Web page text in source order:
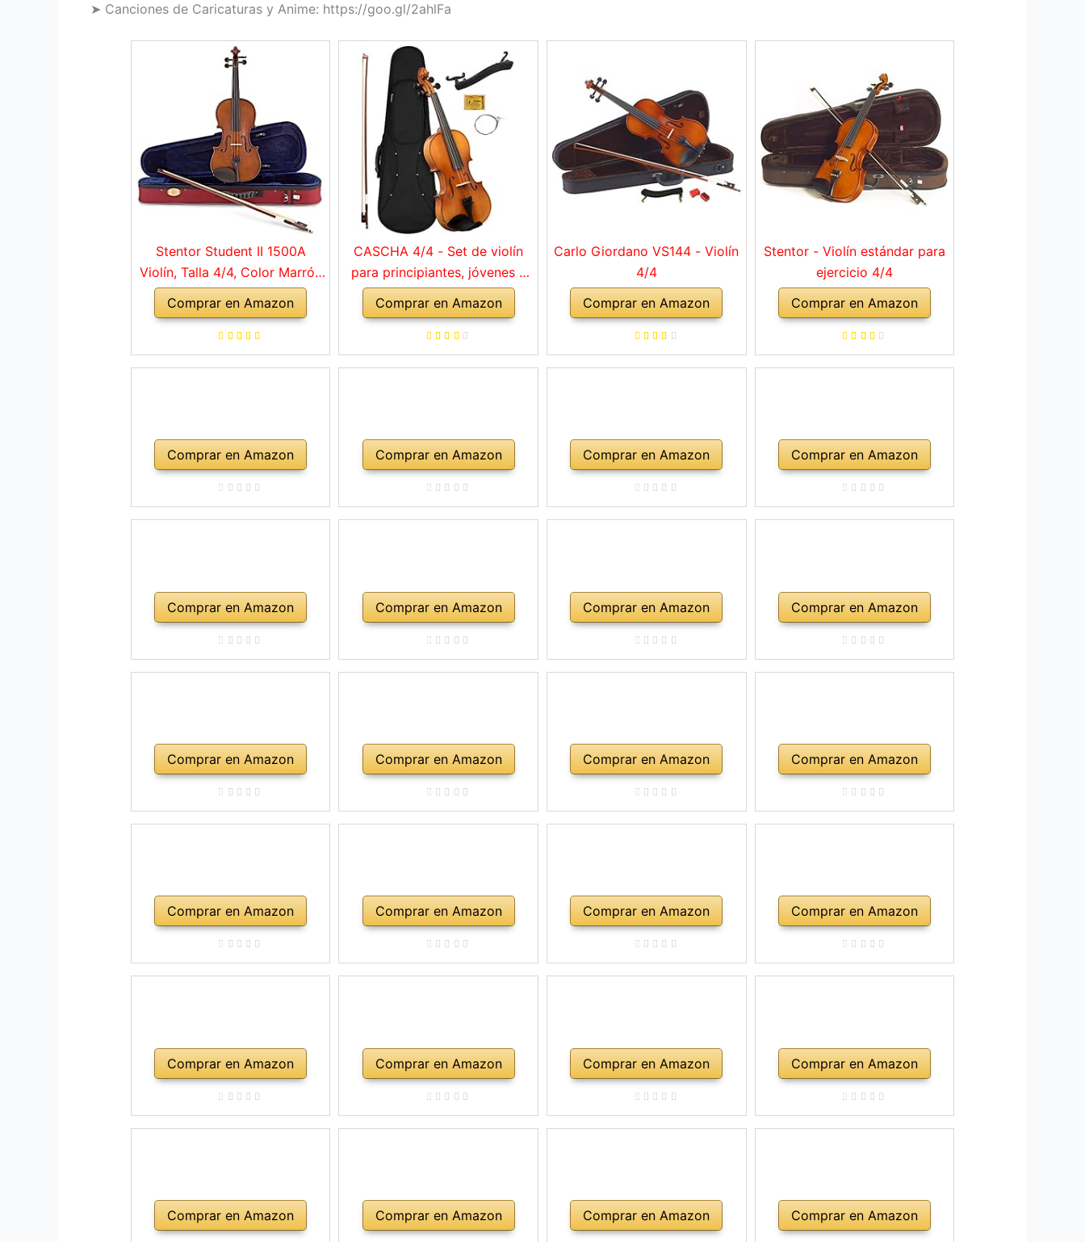
➤ Canciones de Caricaturas y Anime: https://goo.gl/2ahlFa
Stentor Student II 1500A
Violín, Talla 4/4, Color Marrón
Rojo
Comprar en Amazon
CASCHA 4/4 - Set de violín
para principiantes, jóvenes y
adultos, violín macizo con
arco, colofonia, cuerdas de
repuesto, soporte para
hombro, maletín, abeto natural
Comprar en Amazon
Carlo Giordano VS144 - Violín
4/4
Comprar en Amazon
Stentor - Violín estándar para
ejercicio 4/4
Comprar en Amazon
Comprar en Amazon Comprar en Amazon Comprar en Amazon Comprar en Amazon
Comprar en Amazon Comprar en Amazon Comprar en Amazon Comprar en Amazon
Comprar en Amazon Comprar en Amazon Comprar en Amazon Comprar en Amazon
Comprar en Amazon Comprar en Amazon Comprar en Amazon Comprar en Amazon
Comprar en Amazon Comprar en Amazon Comprar en Amazon Comprar en Amazon
Comprar en Amazon Comprar en Amazon Comprar en Amazon Comprar en Amazon